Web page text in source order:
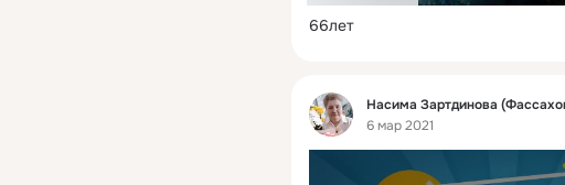
66лет
Фид
Насима Зартдинова
6 мар 2021